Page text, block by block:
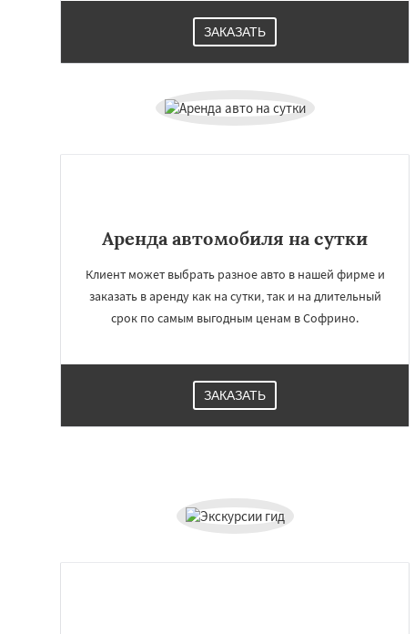
Черусти
ЗАКАЗАТЬ
Аренда автомобиля на сутки
Клиент может выбрать разное авто в нашей фирме и
заказать в аренду как на сутки, так и на длительный
срок по самым выгодным ценам в Софрино.
ЗАКАЗАТЬ